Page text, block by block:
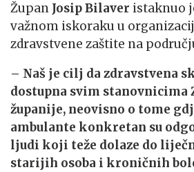
Župan Josip Bilaver istaknuo
važnom iskoraku u
zdravstvene zaštite na
– Naš je cilj da zdravstvena
dostupna svim stanovnicima
županije, neovisno o tome
ambulante konkretan su
ljudi koji teže dolaze do
starijih osoba i kroničnih